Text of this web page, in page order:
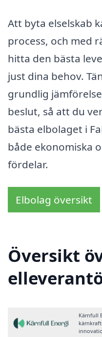
Att byta elselskab
process, och med
hitta den bästa
just dina behov.
grundlig
beslut, så att du
bästa elbolaget i
både ekonomiska
fördelar.
Elbolag översikt
Översikt
Kärnfull